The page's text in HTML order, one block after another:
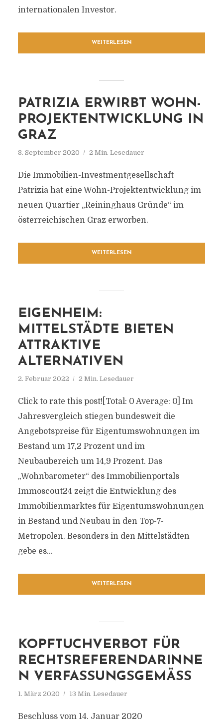
internationalen Investor.
WEITERLESEN
PATRIZIA ERWIRBT WOHN-
PROJEKTENTWICKLUNG IN
GRAZ
8. September 2020 2 Min. Lesedauer
Die Immobilien-Investmentgesellschaft
Patrizia hat eine Wohn-Projektentwicklung im
neuen Quartier „Reininghaus Gründe“ im
österreichischen Graz erworben.
WEITERLESEN
EIGENHEIM:
MITTELSTÄDTE BIETEN
ATTRAKTIVE
ALTERNATIVEN
2. Februar 2022 2 Min. Lesedauer
Click to rate this post![Total: 0 Average: 0] Im
Jahresvergleich stiegen bundesweit die
Angebotspreise für Eigentumswohnungen im
Bestand um 17,2 Prozent und im
Neubaubereich um 14,9 Prozent. Das
„Wohnbarometer“ des Immobilienportals
Immoscout24 zeigt die Entwicklung des
Immobilienmarktes für Eigentumswohnungen
in Bestand und Neubau in den Top-7-
Metropolen. Besonders in den Mittelstädten
gebe es...
WEITERLESEN
KOPFTUCHVERBOT FÜR
RECHTSREFERENDARINNE
N VERFASSUNGSGEMÄSS
1. März 2020 13 Min. Lesedauer
Beschluss vom 14. Januar 2020